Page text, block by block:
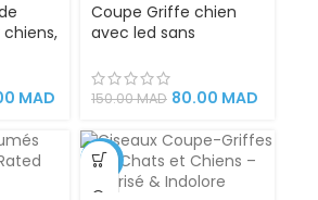
7 cm
à
acier
de
MAD
Coupe Griffe chien
avec led sans
X5, idéal pour couper
les griffes des chats
150.00MAD 80.00 MAD
-13%